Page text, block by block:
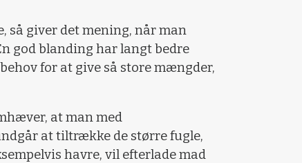
så giver det mening, når man
god blanding har langt bedre
for at give så store mængder,
at man med
at tiltrække de større fugle,
havre, vil efterlade mad